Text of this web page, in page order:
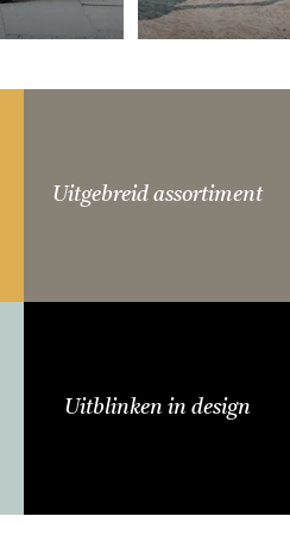
Uitgebreid assortiment
Uitblinken in design